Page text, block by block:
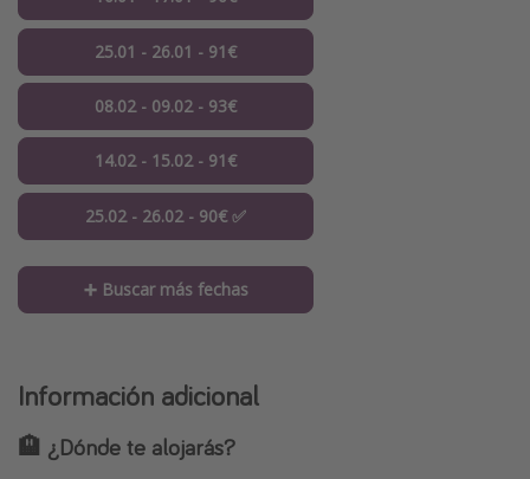
25.01 - 26.01 - 91€
08.02 - 09.02 - 93€
14.02 - 15.02 - 91€
25.02 - 26.02 - 90€ ✅
➕ Buscar más fechas
Información adicional
🏨 ¿Dónde te alojarás?